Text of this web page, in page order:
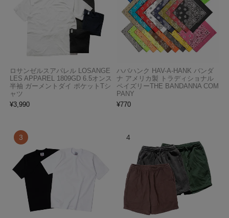
ロサンゼルスアパレル LOSANGE
LES APPAREL 1809GD 6.5オンス
半袖 ガーメントダイ ポケットTシ
ャツ
¥3,990
ハバハンク HAV-A-HANK バンダ
ナ アメリカ製 トラディショナル
ペイズリーTHE BANDANNA COM
PANY
¥770